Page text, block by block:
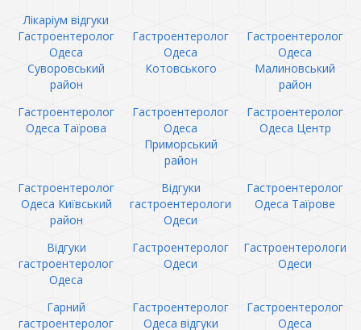
Лікаріум відгуки
Гастроентеролог
Одеса
Суворовський
район
Гастроентеролог
Одеса
Котовського
Гастроентеролог
Одеса
Малиновський
район
Гастроентеролог
Одеса Таїрова
Гастроентеролог
Одеса
Приморський
район
Гастроентеролог
Одеса Центр
Гастроентеролог
Одеса Київський
район
Відгуки
гастроентерологи
Одеси
Гастроентеролог
Одеса Таїрове
Відгуки
гастроентеролог
Одеса
Гастроентеролог
Одеси
Гастроентерологи
Одеси
Гарний
гастроентеролог
Гастроентеролог
Одеса відгуки
Гастроентеролог
Одеса